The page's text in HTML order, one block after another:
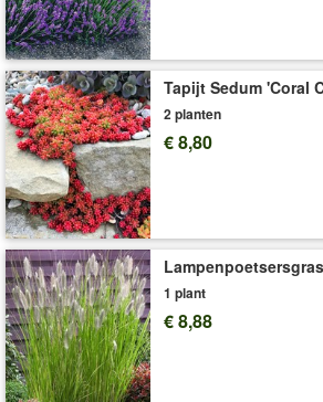
Art.nr.:9488
Levering omvat:9x9 cm-pot
'Zonneoog'
Plant- en Verzorgingstips
Tapijt Sedum 'Coral
2 planten
€ 8,80
1 plant
€ 8,88